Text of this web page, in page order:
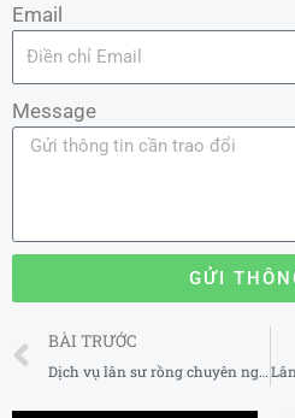
Email
Message
GỬI
Prev
BÀI TRƯỚC
Dịch vụ lân sư rồng chuyên nghiệp tại Lâm Đồng